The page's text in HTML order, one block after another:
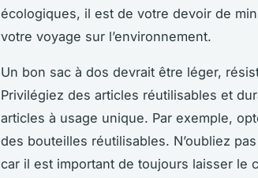
écologiques, il est de votre devoir de
votre voyage sur l’environnement.
Un bon sac à dos devrait être léger,
Privilégiez des articles réutilisables et
articles à usage unique. Par exemple,
des bouteilles réutilisables. N’oubliez
car il est important de toujours laisser le